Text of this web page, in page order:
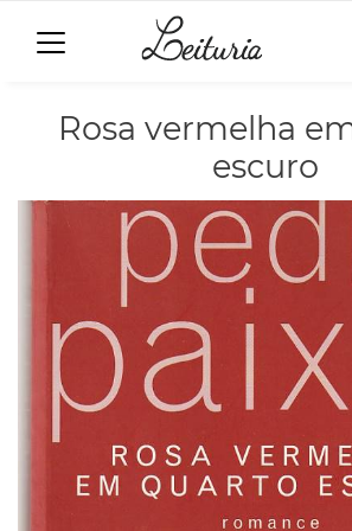
Rosa vermelha
escuro